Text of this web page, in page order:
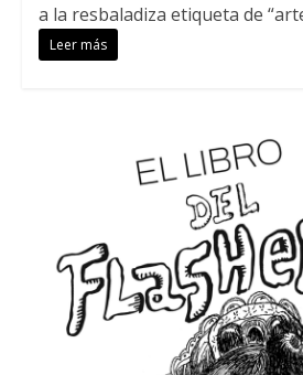
a la resbaladiza etiqueta de
Leer más